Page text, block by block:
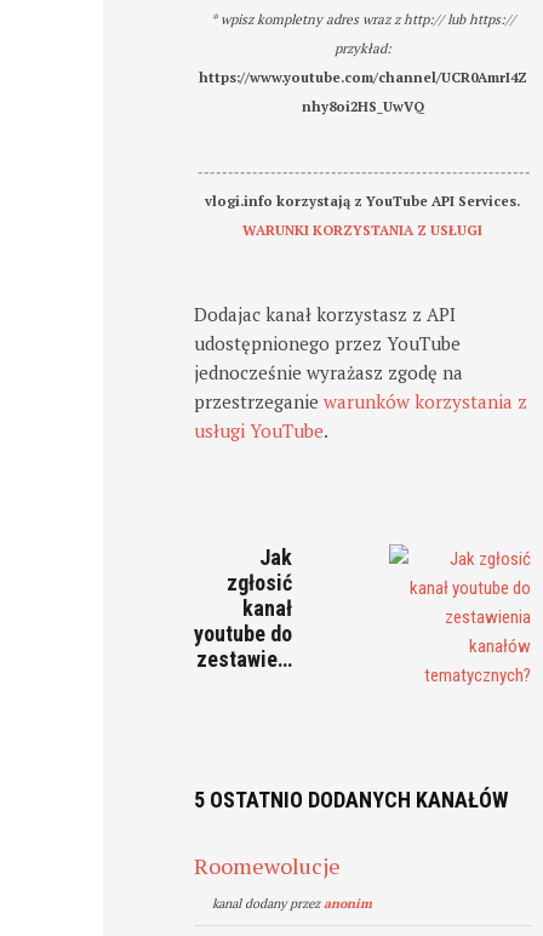
* wpisz kompletny adres wraz z http:// lub https://
przykład:
https://www.youtube.com/channel/UCR0AmrI4Z
nhy8oi2HS_UwVQ
-------------------------------------------------------
vlogi.info korzystają z YouTube API Services.
WARUNKI KORZYSTANIA Z USŁUGI
Dodajac kanał korzystasz z API
udostępnionego przez YouTube
jednocześnie wyrażasz zgodę na
przestrzeganiewarunków korzystania z
usługi YouTube.
Jak
zgłosić
kanał
youtube do
zestawie…
5 OSTATNIO DODANYCH KANAŁÓW
Roomewolucje
kanal dodany przezanonim